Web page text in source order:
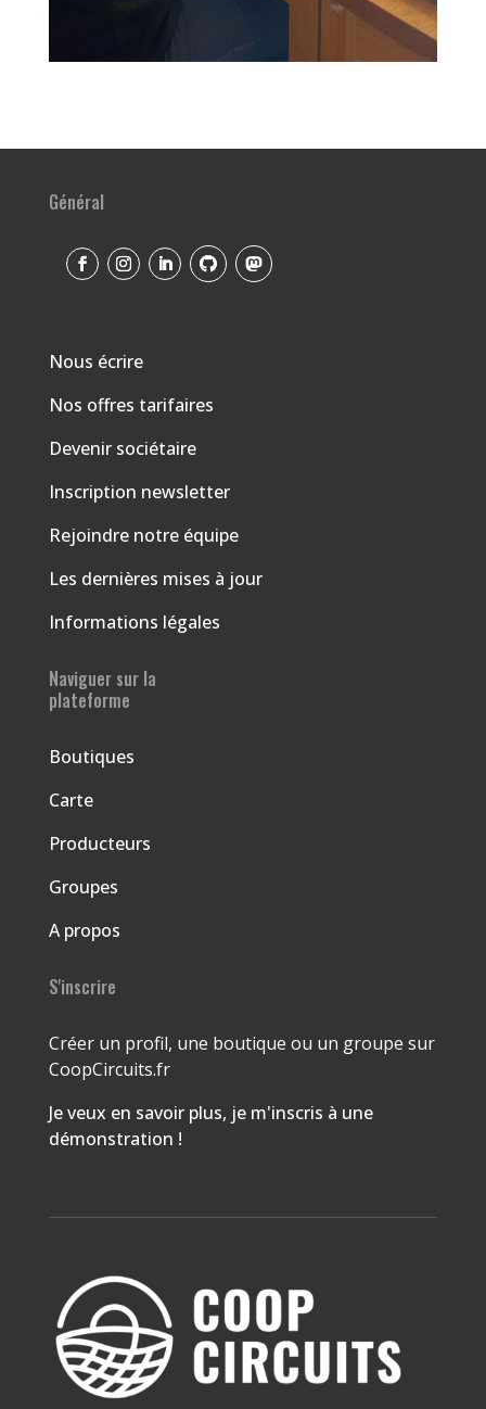
Général
Nous écrire
Nos offres tarifaires
Devenir sociétaire
Inscription newsletter
Rejoindre notre équipe
Les dernières mises à jour
Informations légales
Naviguer sur la
plateforme
Boutiques
Carte
Producteurs
Groupes
A propos
S'inscrire
Créer un profil, une boutique ou un groupe sur
CoopCircuits.fr
Je veux en savoir plus, je m'inscris à une
démonstration !